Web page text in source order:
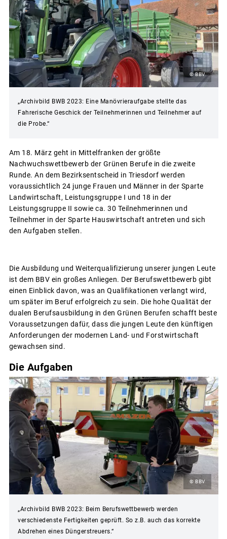
© BBV
„Archivbild BWB 2023: Eine Manövrieraufgabe stellte das
Fahrerische Geschick der Teilnehmerinnen und Teilnehmer auf
die Probe.“
Am 18. März geht in Mittelfranken der größte
Nachwuchswettbewerb der Grünen Berufe in die zweite
Runde. An dem Bezirksentscheid in Triesdorf werden
voraussichtlich 24 junge Frauen und Männer in der Sparte
Landwirtschaft, Leistungsgruppe I und 18 in der
Leistungsgruppe II sowie ca. 30 Teilnehmerinnen und
Teilnehmer in der Sparte Hauswirtschaft antreten und sich
den Aufgaben stellen.
Die Ausbildung und Weiterqualifizierung unserer jungen Leute
ist dem BBV ein großes Anliegen. Der Berufswettbewerb gibt
einen Einblick davon, was an Qualifikationen verlangt wird,
um später im Beruf erfolgreich zu sein. Die hohe Qualität der
dualen Berufsausbildung in den Grünen Berufen schafft beste
Voraussetzungen dafür, dass die jungen Leute den künftigen
Anforderungen der modernen Land- und Forstwirtschaft
gewachsen sind.
Die Aufgaben
© BBV
„Archivbild BWB 2023: Beim Berufswettbewerb werden
verschiedenste Fertigkeiten geprüft. So z.B. auch das korrekte
Abdrehen eines Düngerstreuers.“